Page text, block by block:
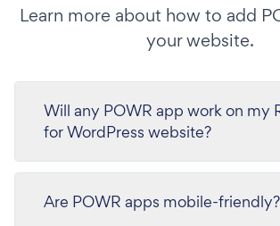
Learn more about how to add
your website.
Will any POWR app work on my
for WordPress website?
Are POWR apps mobile-friendly?